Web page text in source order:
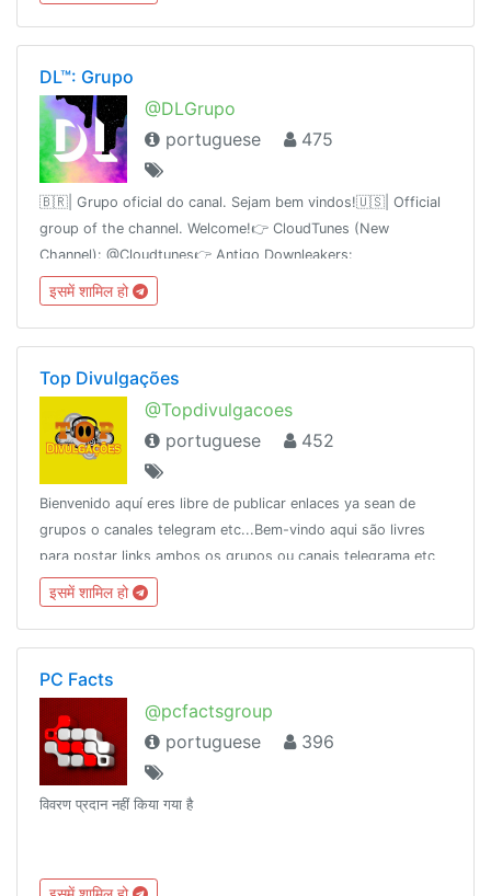
DL™: Grupo
@DLGrupo
portuguese
475
🇧🇷| Grupo oficial do canal. Sejam bem vindos!🇺🇸| Official
group of the channel. Welcome!👉 CloudTunes (New
Channel): @Cloudtunes👉 Antigo Downleakers:
@Downleakers
इसमें शामिल हो
Top Divulgações
@Topdivulgacoes
portuguese
452
Bienvenido aquí eres libre de publicar enlaces ya sean de
grupos o canales telegram etc...Bem-vindo aqui são livres
para postar links ambos os grupos ou canais telegrama etc
... 👇Parceiros👇 @Cineplay
इसमें शामिल हो
PC Facts
@pcfactsgroup
portuguese
396
विवरण प्रदान नहीं किया गया है